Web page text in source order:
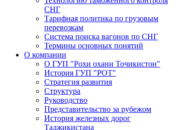
СНГ
Тарифная политика по грузовым
перевозкам
Система поиска вагонов по СНГ
Термины основных понятий
О компании
О ГУП "Рохи охани Точикистон"
История ГУП "РОТ"
Стратегия развития
Структура
Руководство
Представительство за рубежом
История железных дорог
Таджикистана